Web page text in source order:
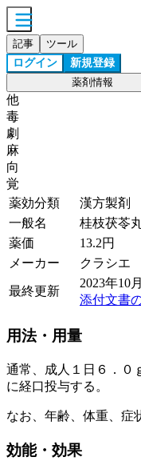
記事 ツール
ログイン 新規登録
薬剤情報
他
毒
劇
麻
向
覚
薬効分類
漢方製剤
一般名
桂枝茯苓
薬価
13.2円
メーカー
クラシエ
最終更新
2023年10
添付文書
用法・用量
通常、成人１日６．０
に経口投与する。
なお、年齢、体重、症
効能・効果